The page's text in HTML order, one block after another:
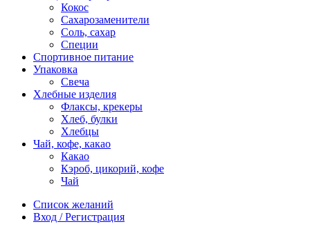
Кокос
Сахарозаменители
Соль, сахар
Специи
Спортивное питание
Упаковка
Свеча
Хлебные изделия
Флаксы, крекеры
Хлеб, булки
Хлебцы
Чай, кофе, какао
Какао
Кэроб, цикорий, кофе
Чай
Список желаний
Вход / Регистрация